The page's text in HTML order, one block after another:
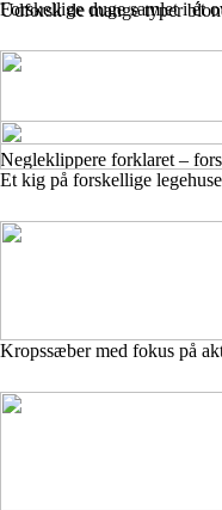
Udforsk de mange typer
Negleklippere forklaret –
Forskellige duge samlet i ét
Et kig på forskellige
Kropssæber med fokus på